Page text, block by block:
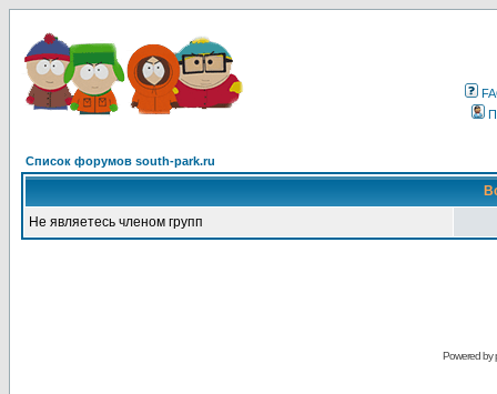
Список форумов south-park.ru
Не являетесь членом групп
Powered by